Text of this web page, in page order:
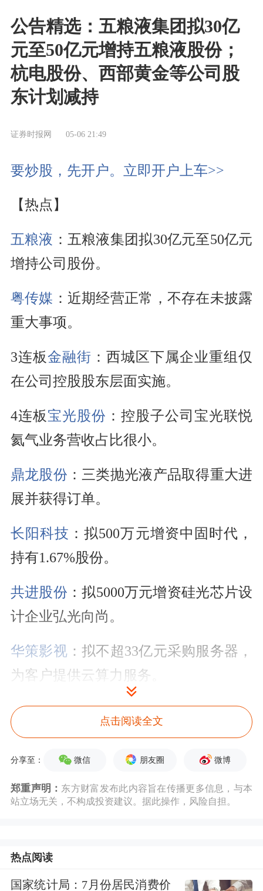
公告精选：五粮液集团拟30亿
元至50亿元增持五粮液股份；
杭电股份、西部黄金等公司股
东计划减持
证券时报网 05-06 21:49
要炒股，先开户。立即开户上车>>
【热点】
五粮液 ：五粮液集团拟30亿元至50亿元
增持公司股份。
粤传媒 ：近期经营正常，不存在未披露
重大事项。
3连板金融街 ：西城区下属企业重组仅
在公司控股股东层面实施。
4连板宝光股份 ：控股子公司宝光联悦
氦气业务营收占比很小。
鼎龙股份 ：三类抛光液产品取得重大进
展并获得订单。
长阳科技 ：拟500万元增资中固时代，
持有1.67%股份。
共进股份 ：拟5000万元增资硅光芯片设
计企业弘光向尚。
华策影视 ：拟不超33亿元采购服务器，
为客户提供云算力服务。
卓然股份：因未按期披露定期报告被证
监会立案。
美湖股份：拟定增募资不超9.8亿元。
【并购重组】
权，股票将复牌。
点击阅读全文
分享至： 微信 朋友圈 微博
郑重声明： 东方财富发布此内容旨在传播更多信息，与本
站立场无关，不构成投资建议。据此操作，风险自担。
热点阅读
国家统计局：7月份居民消费价